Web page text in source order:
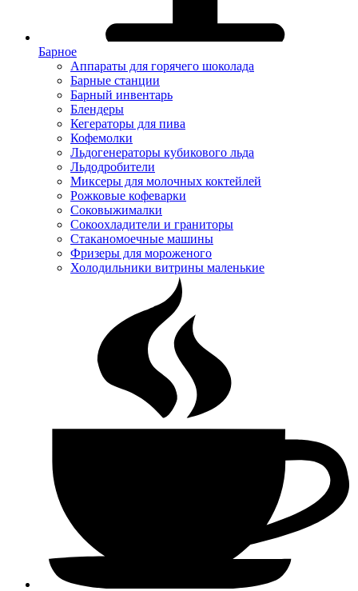
Барное
Аппараты для горячего шоколада
Барные станции
Барный инвентарь
Блендеры
Кегераторы для пива
Кофемолки
Льдогенераторы кубикового льда
Льдодробители
Миксеры для молочных коктейлей
Рожковые кофеварки
Соковыжималки
Сокоохладители и граниторы
Стаканомоечные машины
Фризеры для мороженого
Холодильники витрины маленькие